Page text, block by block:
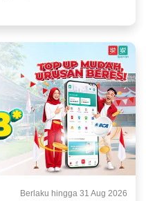
Berlaku hingga 31 Aug 2026